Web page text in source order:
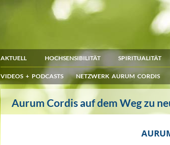
AKTUELL HOCHSENSIBILITÄT SPIRITUALITÄT
VIDEOS + PODCASTS NETZWERK AURUM CORDIS
Aurum Cordis auf dem Weg zu